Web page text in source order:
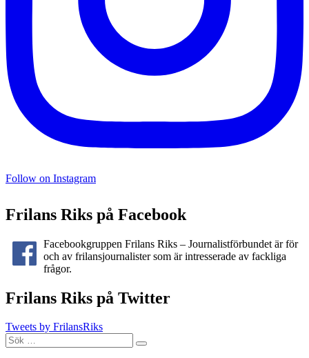
Follow on Instagram
Frilans Riks på Facebook
Facebookgruppen Frilans Riks – Journalistförbundet är för
och av frilansjournalister som är intresserade av fackliga
frågor.
Frilans Riks på Twitter
Tweets by FrilansRiks
Sök
efter:
Sök